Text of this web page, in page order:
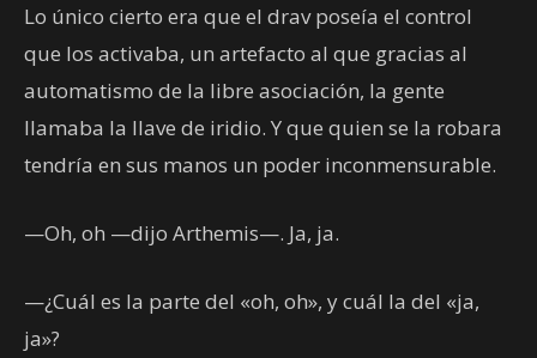
Lo único cierto era que el drav poseía el control
que los activaba, un artefacto al que gracias al
automatismo de la libre asociación, la gente
llamaba la llave de iridio. Y que quien se la robara
tendría en sus manos un poder inconmensurable.
—Oh, oh —dijo Arthemis—. Ja, ja.
—¿Cuál es la parte del «oh, oh», y cuál la del «ja,
ja»?